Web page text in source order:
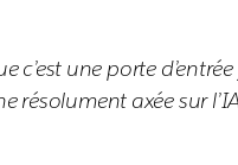
c’est une porte
axée sur